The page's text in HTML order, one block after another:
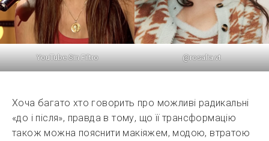
YouTube Sin Filtro @rosalia.vt
Хоча багато хто говорить про можливі радикальні
«до і після», правда в тому, що її трансформацію
також можна пояснити макіяжем, модою, втратою